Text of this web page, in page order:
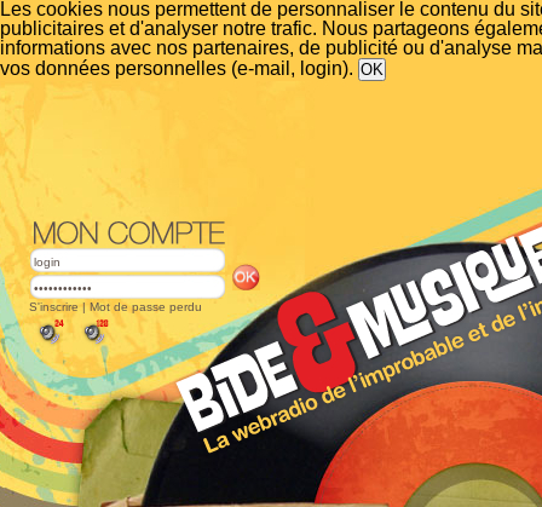
Les cookies nous permettent de personnaliser le contenu du
publicitaires et d'analyser notre trafic. Nous partageons
informations avec nos partenaires, de publicité ou d'analyse
vos données personnelles (e-mail, login).
S'inscrire | Mot de passe perdu